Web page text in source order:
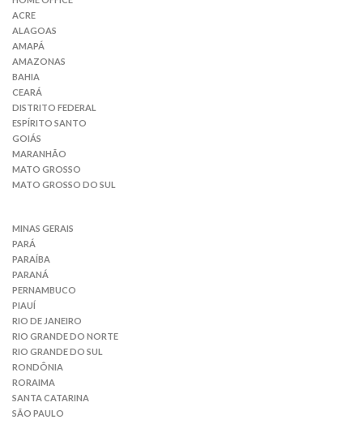
ACRE
ALAGOAS
AMAPÁ
AMAZONAS
BAHIA
CEARÁ
DISTRITO FEDERAL
ESPÍRITO SANTO
GOIÁS
MARANHÃO
MATO GROSSO
MATO GROSSO DO SUL
MINAS GERAIS
PARÁ
PARAÍBA
PARANÁ
PERNAMBUCO
PIAUÍ
RIO DE JANEIRO
RIO GRANDE DO NORTE
RIO GRANDE DO SUL
RONDÔNIA
RORAIMA
SANTA CATARINA
SÃO PAULO